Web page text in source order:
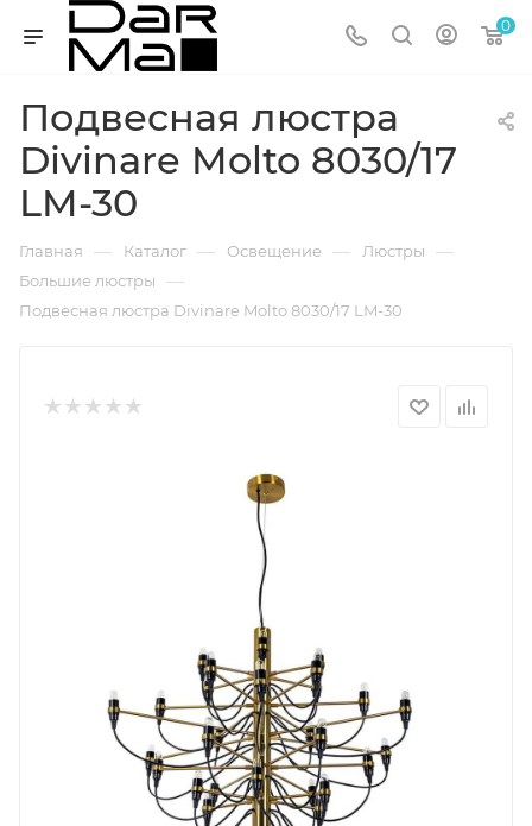
0
Подвесная люстра
Divinare Molto 8030/17
LM-30
Главная — Каталог — Освещение — Люстры —
Большие люстры —
Подвесная люстра Divinare Molto 8030/17 LM-30